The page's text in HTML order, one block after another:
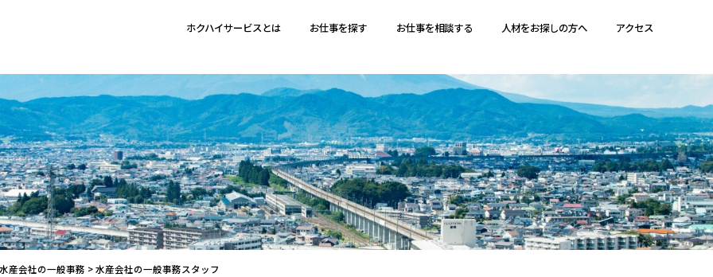
ホクハイサービスとは お仕事を探す お仕事を相談する 人材をお探しの方へ アクセス
水産会社の一般事務 >水産会社の一般事務スタッフ